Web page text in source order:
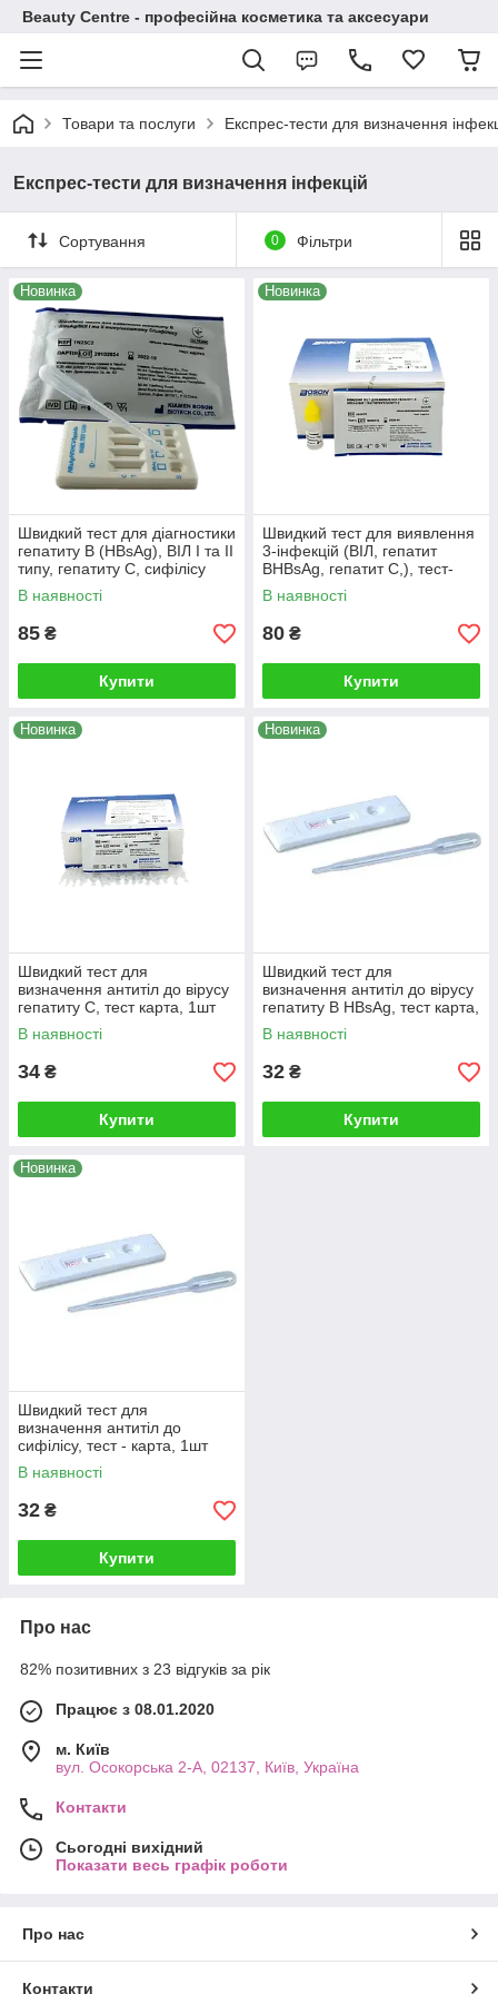
Beauty Centre - професійна косметика та аксесуари
Товари та послуги Експрес-тести для визначення
Експрес-тести для визначення інфекцій
Сортування 0 Фільтри
Новинка
Швидкий тест для діагностики
гепатиту В (HBsAg), ВІЛ I та II
типу, гепатиту С, сифілісу
(тест-карта), 1шт
В наявності
85 ₴
Купити
Новинка
Швидкий тест для виявлення
3-інфекцій (ВІЛ, гепатит
ВHBsAg, гепатит С,), тест-
карта, 1шт
В наявності
80 ₴
Купити
Новинка
Швидкий тест для
визначення антитіл до вірусу
гепатиту С, тест карта, 1шт
В наявності
34 ₴
Купити
Новинка
Швидкий тест для
визначення антитіл до вірусу
гепатиту B HBsAg, тест карта,
1шт
В наявності
32 ₴
Купити
Новинка
Швидкий тест для
визначення антитіл до
сифілісу, тест - карта, 1шт
В наявності
32 ₴
Купити
Про нас
82% позитивних з 23 відгуків за рік
Працює з 08.01.2020
м. Київ
вул. Осокорська 2-А, 02137, Київ, Україна
Контакти
Сьогодні вихідний
Показати весь графік роботи
Про нас
Контакти